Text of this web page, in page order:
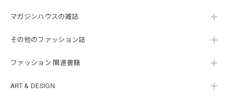
マガジンハウスの雑誌
その他のファッション誌
ファッション 関連書籍
ART & DESIGN